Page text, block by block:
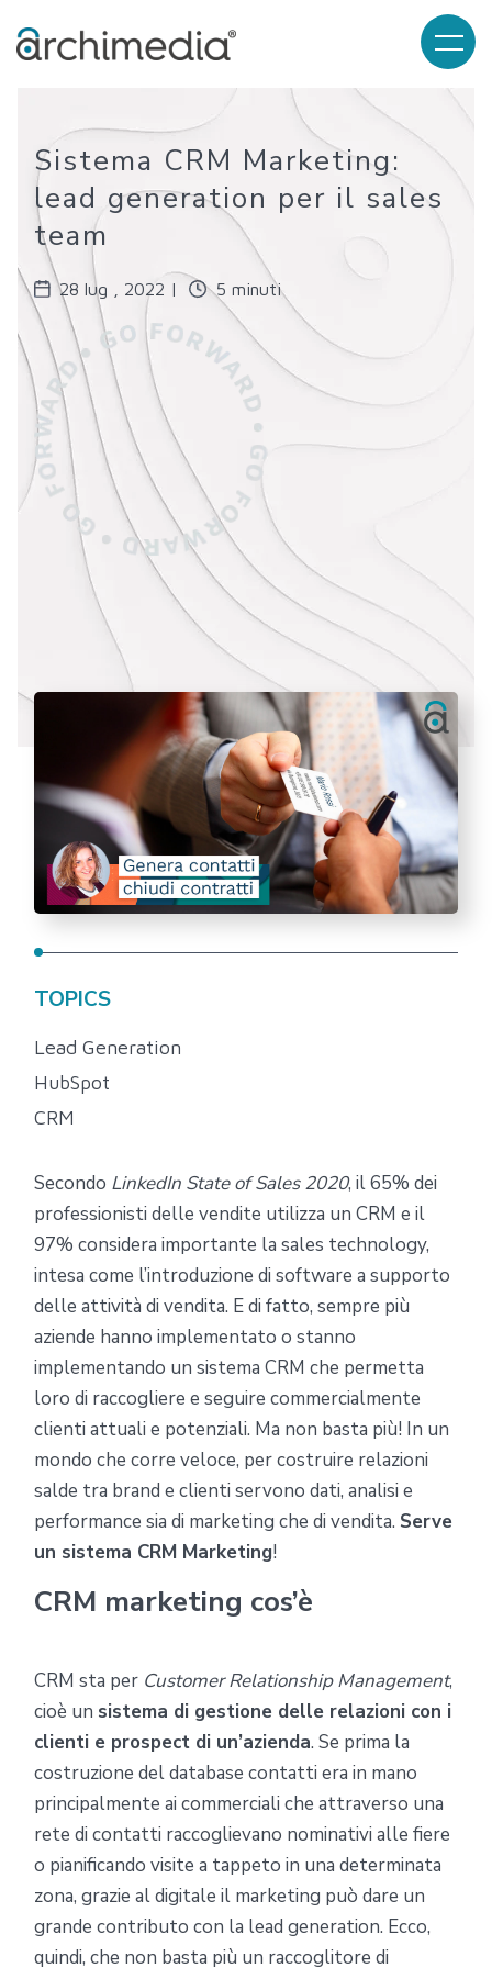
Sistema CRM Marketing:
lead generation per il sales
team
28 lug , 2022 | 5 minuti
TOPICS
Lead Generation
HubSpot
CRM
Secondo LinkedIn State of Sales 2020, il 65% dei
professionisti delle vendite utilizza un CRM e il
97% considera importante la sales technology,
intesa come l’introduzione di software a supporto
delle attività di vendita. E di fatto, sempre più
aziende hanno implementato o stanno
implementando un sistema CRM che permetta
loro di raccogliere e seguire commercialmente
clienti attuali e potenziali. Ma non basta più! In un
mondo che corre veloce, per costruire relazioni
salde tra brand e clienti servono dati, analisi e
performance sia di marketing che di vendita. Serve
un sistema CRM Marketing!
CRM marketing cos’è
CRM sta per Customer Relationship Management,
cioè un sistema di gestione delle relazioni con i
clienti e prospect di un’azienda. Se prima la
costruzione del database contatti era in mano
principalmente ai commerciali che attraverso una
rete di contatti raccoglievano nominativi alle fiere
o pianificando visite a tappeto in una determinata
zona, grazie al digitale il marketing può dare un
grande contributo con la lead generation. Ecco,
quindi, che non basta più un raccoglitore di